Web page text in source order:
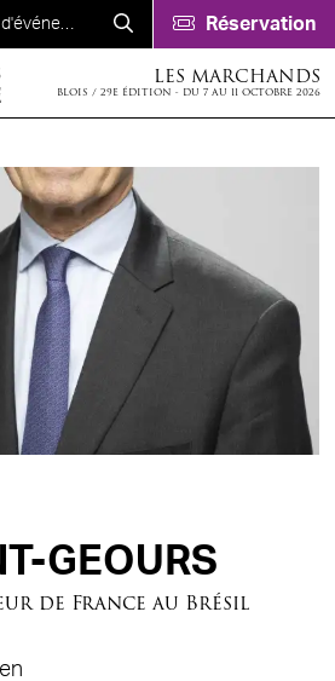
Réservation
LES MARCHANDS
BLOIS / 29E ÉDITION - DU 7 AU 11 OCTOBRE 2026
GEOURS
de France au Brésil